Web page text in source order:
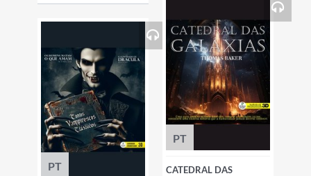
PT
PT
CATEDRAL DAS